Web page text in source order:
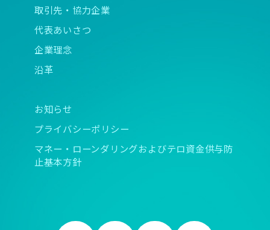
取引先・協力企業
代表あいさつ
企業理念
沿革
お知らせ
プライバシーポリシー
マネー・ローンダリングおよびテロ資金供与防
止基本方針